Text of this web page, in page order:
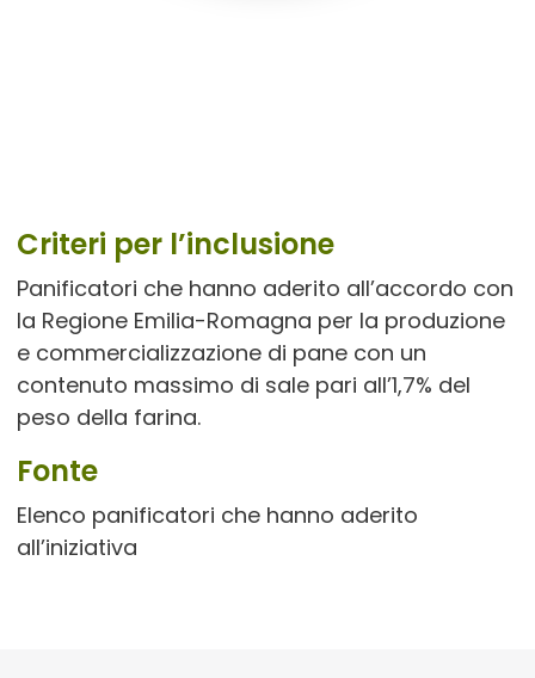
Criteri per l’inclusione
Panificatori che hanno aderito all’accordo con
la Regione Emilia-Romagna per la produzione
e commercializzazione di pane con un
contenuto massimo di sale pari all’1,7% del
peso della farina.
Fonte
Elenco panificatori che hanno aderito
all’iniziativa